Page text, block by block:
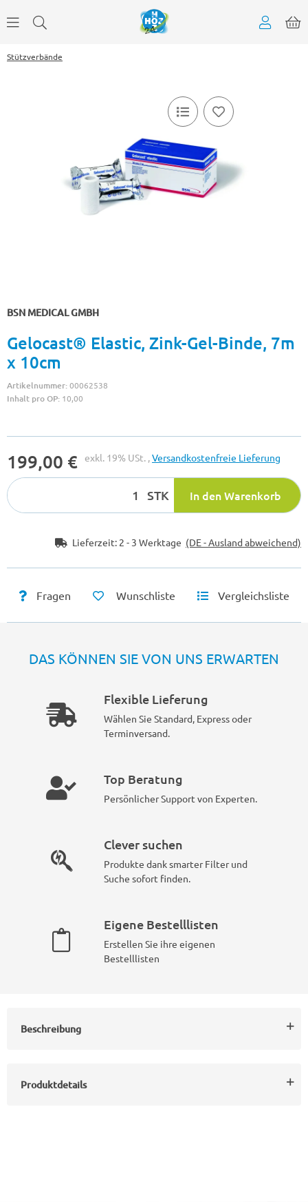
Stützverbände
BSN MEDICAL GMBH
Gelocast® Elastic, Zink-Gel-Binde, 7m
x 10cm
Artikelnummer:00062538
Inhalt pro OP: 10,00
199,00 € exkl. 19% USt. ,Versandkostenfreie Lieferung
STK In den Warenkorb
Lieferzeit: 2 - 3 Werktage (DE - Ausland abweichend)
Fragen Wunschliste Vergleichsliste
DAS KÖNNEN SIE VON UNS ERWARTEN
Flexible Lieferung
Wählen Sie Standard, Express oder
Terminversand.
Top Beratung
Persönlicher Support von Experten.
Clever suchen
Produkte dank smarter Filter und
Suche sofort finden.
Eigene Bestelllisten
Erstellen Sie ihre eigenen
Bestelllisten
Beschreibung
Produktdetails